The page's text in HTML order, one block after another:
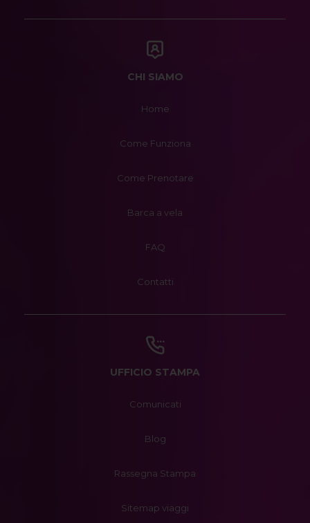
CHI SIAMO
Home
Come Funziona
Come Prenotare
Barca a vela
FAQ
Contatti
UFFICIO STAMPA
Comunicati
Blog
Rassegna Stampa
Sitemap viaggi